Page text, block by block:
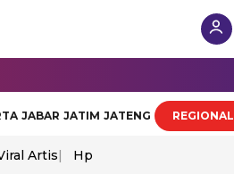
JABAR JATIM JATENG REGIONAL
Artis Hp